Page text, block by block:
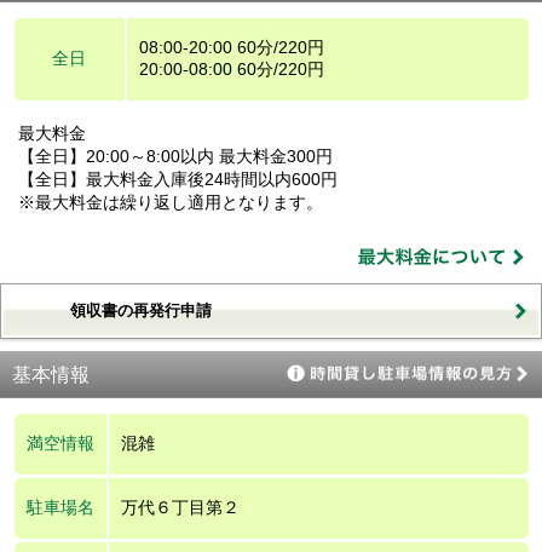
全日
08:00-20:00 60分/220円
20:00-08:00 60分/220円
最大料金
【全日】20:00～8:00以内 最大料金300円
【全日】最大料金入庫後24時間以内600円
※最大料金は繰り返し適用となります。
領収書の再発行申請
基本情報
満空情報 混雑
駐車場名 万代６丁目第２